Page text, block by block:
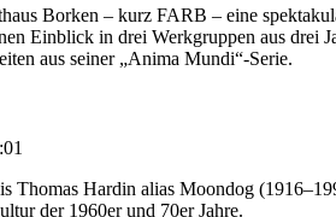
Borken – kurz FARB – eine
Einblick in drei Werkgruppen aus
aus seiner „Anima Mundi“-Serie.
Thomas Hardin alias Moondog
der 1960er und 70er Jahre.